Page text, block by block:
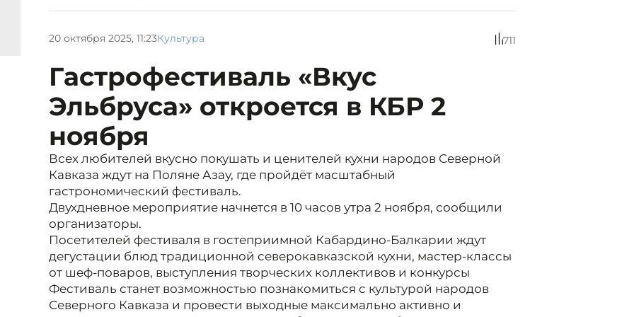
20 октября 2025, 11:23Культура 711
Гастрофестиваль «Вкус
Эльбруса» откроется в КБР 2
ноября
Всех любителей вкусно покушать и ценителей кухни народов Северной
Кавказа ждут на Поляне Азау, где пройдёт масштабный
гастрономический фестиваль.
Двухдневное мероприятие начнется в 10 часов утра 2 ноября, сообщили
организаторы.
Посетителей фестиваля в гостеприимной Кабардино-Балкарии ждут
дегустации блюд традиционной северокавказской кухни, мастер-классы
от шеф-поваров, выступления творческих коллективов и конкурсы
Фестиваль станет возможностью познакомиться с культурой народов
Северного Кавказа и провести выходные максимально активно и